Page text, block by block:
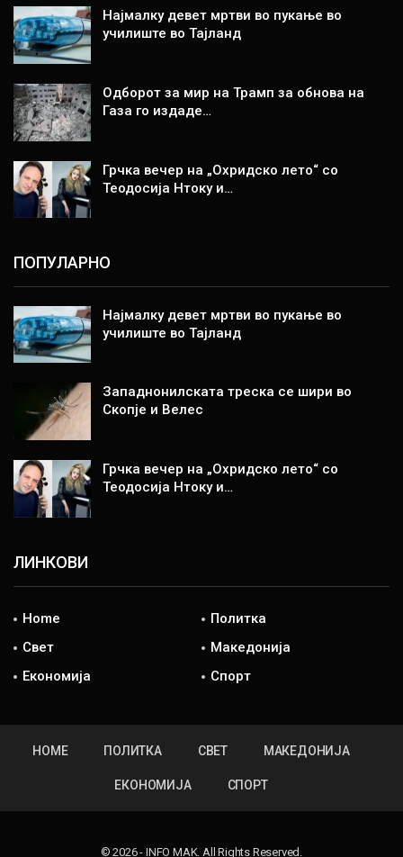
Најмалку девет мртви во пукање во
училиште во Тајланд
Одборот за мир на Трамп за обнова на
Газа го издаде…
Грчка вечер на „Охридско лето“ со
Теодосија Нтоку и…
ПОПУЛАРНО
Најмалку девет мртви во пукање во
училиште во Тајланд
Западнонилската треска се шири во
Скопје и Велес
Грчка вечер на „Охридско лето“ со
Теодосија Нтоку и…
ЛИНКОВИ
Home
Политка
Свет
Македонија
Економија
Спорт
HOME ПОЛИТКА СВЕТ МАКЕДОНИЈА
ЕКОНОМИЈА СПОРТ
© 2026 - INFO MAK. All Rights Reserved.